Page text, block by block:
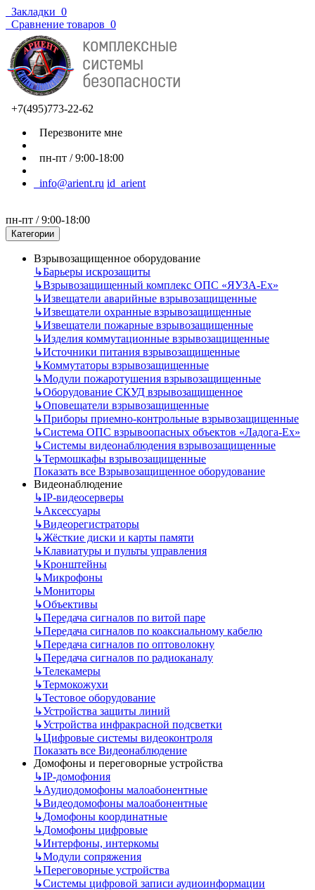
Закладки 0
Сравнение товаров 0
+7(495)773-22-62
Перезвоните мне
пн-пт / 9:00-18:00
info@arient.ru id_arient
пн-пт / 9:00-18:00
Категории
Взрывозащищенное оборудование
↳Барьеры искрозащиты
↳Взрывозащищенный комплекс ОПС «ЯУЗА-Ех»
↳Извещатели аварийные взрывозащищенные
↳Извещатели охранные взрывозащищенные
↳Извещатели пожарные взрывозащищенные
↳Изделия коммутационные взрывозащищенные
↳Источники питания взрывозащищенные
↳Коммутаторы взрывозащищенные
↳Модули пожаротушения взрывозащищенные
↳Оборудование СКУД взрывозащищенное
↳Оповещатели взрывозащищенные
↳Приборы приемно-контрольные взрывозащищенные
↳Система ОПС взрывоопасных объектов «Ладога-Ex»
↳Системы видеонаблюдения взрывозащищенные
↳Термошкафы взрывозащищенные
Показать все Взрывозащищенное оборудование
Видеонаблюдение
↳IP-видеосерверы
↳Аксессуары
↳Видеорегистраторы
↳Жёсткие диски и карты памяти
↳Клавиатуры и пульты управления
↳Кронштейны
↳Микрофоны
↳Мониторы
↳Объективы
↳Передача сигналов по витой паре
↳Передача сигналов по коаксиальному кабелю
↳Передача сигналов по оптоволокну
↳Передача сигналов по радиоканалу
↳Телекамеры
↳Термокожухи
↳Тестовое оборудование
↳Устройства защиты линий
↳Устройства инфракрасной подсветки
↳Цифровые системы видеоконтроля
Показать все Видеонаблюдение
Домофоны и переговорные устройства
↳IP-домофония
↳Аудиодомофоны малоабонентные
↳Видеодомофоны малоабонентные
↳Домофоны координатные
↳Домофоны цифровые
↳Интерфоны, интеркомы
↳Модули сопряжения
↳Переговорные устройства
↳Системы цифровой записи аудиоинформации